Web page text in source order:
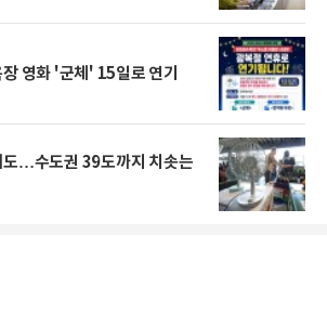
영화 '군체' 15일로 연기
도…수도권 39도까지 치솟는